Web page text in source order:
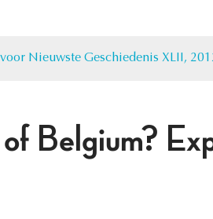
Nieuwste Geschiedenis XLII,
Belgium?